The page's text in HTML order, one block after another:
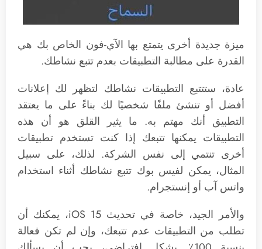
ميزة جديدة أخرى يتمتع بها الآي-فون الخاص بك هي
القدرة على مطالبة التطبيقات بعدم تتبع نشاطك.
عادة، ستتتبع التطبيقات نشاطك لتظهر لك إعلانات
أفضل أو تنشئ ملفًا شخصيًا لك بناءً على ما يعتقد
التطبيق أنك مهتم به. ما يثير القلق هو أن هذه
التطبيقات يمكنها تتبعك إذا كنت تستخدم تطبيقات
أخرى تنتمي إلى نفس الشركة. لذلك، على سبيل
المثال، يمكن لفيس بوك تتبع نشاطك أثناء استخدام
واتس آب أو إنستجرام.
والأمر الجيد، خاصة في تحديث iOS 15، يمكنك أن
تطلب من التطبيقات عدم تتبعك، وإن لم تكن فعالة